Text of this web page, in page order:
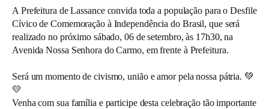
A Prefeitura de Lassance convida toda a população para o Desfile
Cívico de Comemoração à Independência do Brasil, que será
realizado no próximo sábado, 06 de setembro, às 17h30, na
Avenida Nossa Senhora do Carmo, em frente à Prefeitura.
Será um momento de civismo, união e amor pela nossa pátria. 💚
💛
Venha com sua família e participe desta celebração tão importante